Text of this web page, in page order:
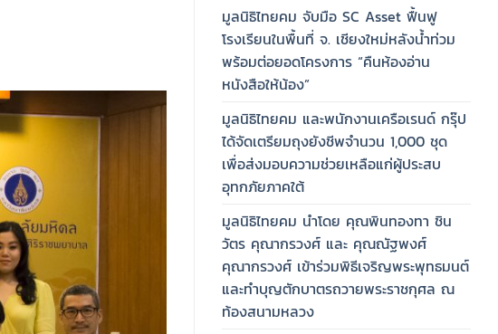
มูลนิธิไทยคม จับมือ SC Asset ฟื้นฟู
โรงเรียนในพื้นที่ จ. เชียงใหม่หลังน้ำท่วม
พร้อมต่อยอดโครงการ “คืนห้องอ่าน
หนังสือให้น้อง”
มูลนิธิไทยคม และพนักงานเครือเรนด์ กรุ๊ป
ได้จัดเตรียมถุงยังชีพจำนวน 1,000 ชุด
เพื่อส่งมอบความช่วยเหลือแก่ผู้ประสบ
อุทกภัยภาคใต้
มูลนิธิไทยคม นำโดย คุณพินทองทา ชิน
วัตร คุณากรวงศ์ และ คุณณัฐพงศ์
คุณากรวงศ์ เข้าร่วมพิธีเจริญพระพุทธมนต์
และทำบุญตักบาตรถวายพระราชกุศล ณ
ท้องสนามหลวง